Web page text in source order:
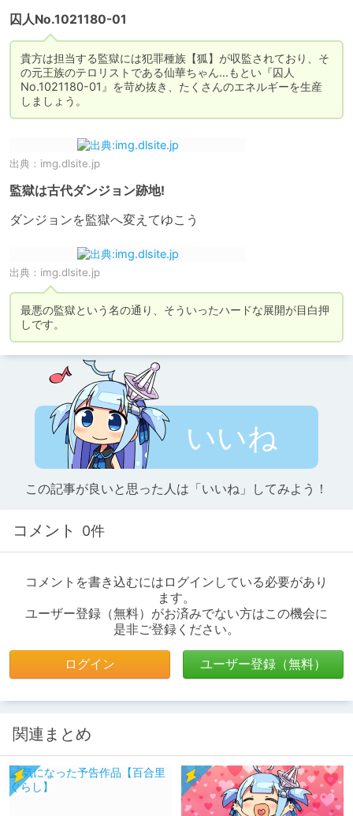
囚人No.1021180-01
貴方は担当する監獄には犯罪種族【狐】が収監されており、そ
の元王族のテロリストである仙華ちゃん…もとい『囚人
No.1021180-01』を苛め抜き、たくさんのエネルギーを生産
しましょう。
出典： img.dlsite.jp
監獄は古代ダンジョン跡地!
ダンジョンを監獄へ変えてゆこう
出典： img.dlsite.jp
最悪の監獄という名の通り、そういったハードな展開が目白押
しです。
いいね
この記事が良いと思った人は「いいね」してみよう！
コメント 0件
コメントを書き込むにはログインしている必要があり
ます。
ユーザー登録（無料）がお済みでない方はこの機会に
是非ご登録ください。
ログイン ユーザー登録（無料）
関連まとめ